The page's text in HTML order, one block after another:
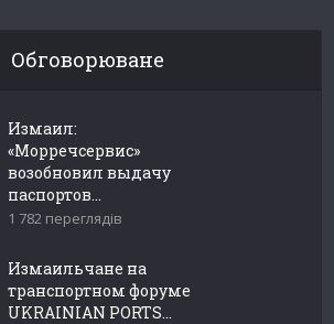
Обговорюване
Измаил:
«Морречсервис»
возобновил выдачу
паспортов...
1 782 переглядів
Измаильчане на
транспортном форуме
UKRAINIAN PORTS...